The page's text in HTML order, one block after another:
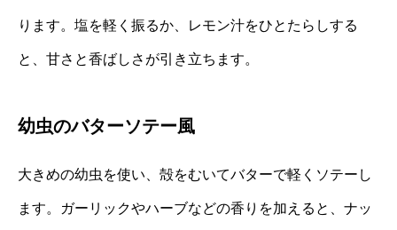
ります。塩を軽く振るか、レモン汁をひとたらしする
と、甘さと香ばしさが引き立ちます。
幼虫のバターソテー風
大きめの幼虫を使い、殻をむいてバターで軽くソテーし
ます。ガーリックやハーブなどの香りを加えると、ナッ